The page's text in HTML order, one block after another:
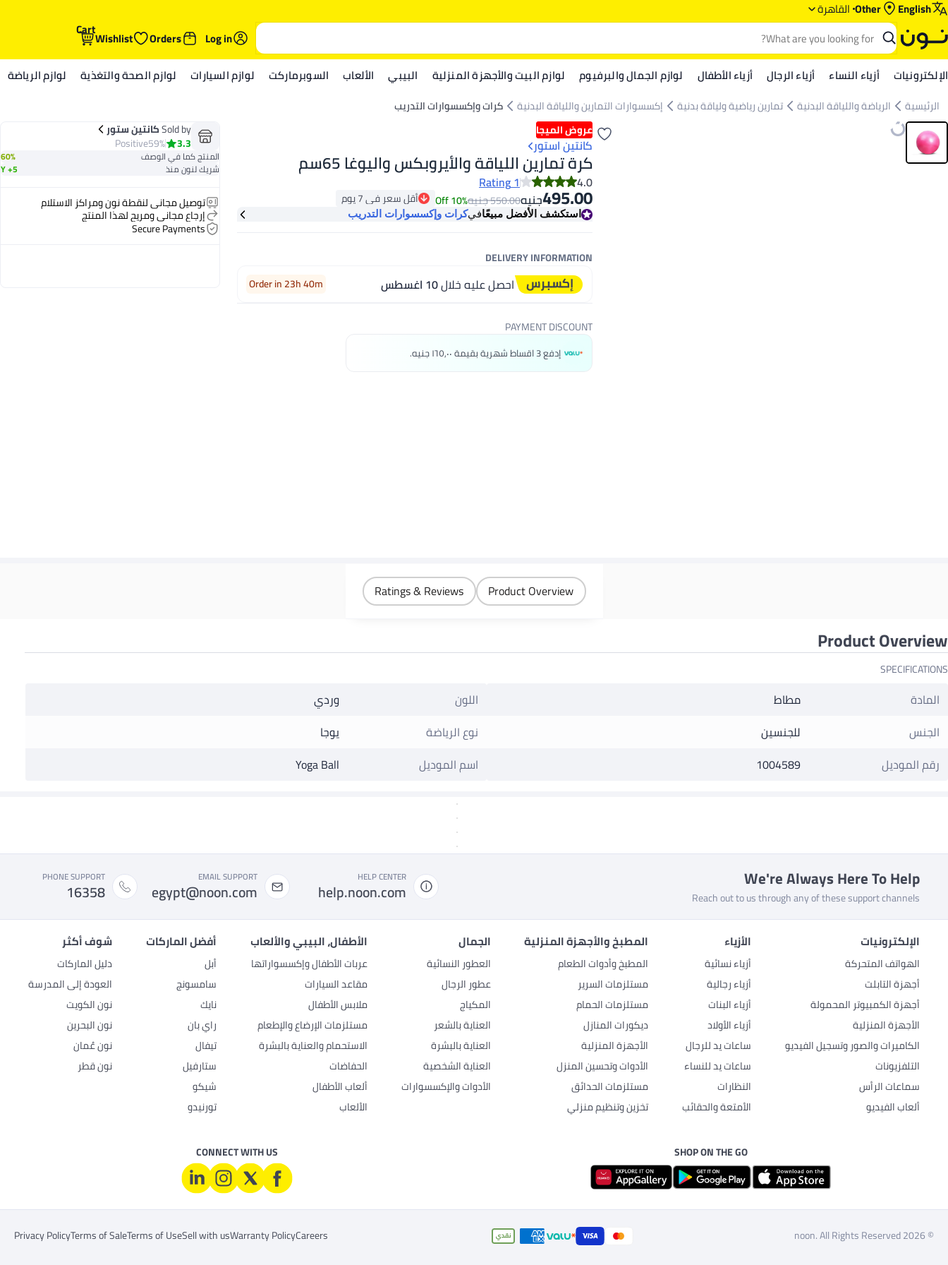
English
Other القاهرة
Log in
Orders
Wishlist
Cart
الإلكترونيات أزياء النساء أزياء الرجال أزياء الأطفال لوازم الجمال والبرفيوم لوازم البيت والأجهزة المنزلية البيبي الألعاب السوبرماركت لوازم السيارات لوازم الصحة والتغذية لوازم الرياضة
الرئيسية الرياضة واللياقة البدنية تمارين رياضية ولياقة بدنية إكسسوارات التمارين واللياقة البدنية
كرات وإكسسوارات التدريب
عروض الميجا
كانتين استور
كرة تمارين اللياقة والأيروبكس واليوغا 65سم
4.0
1 Rating
جنيه495.00 جنيه550.00
10% Off أقل سعر في 7 يوم
أقل سعر في 7 يوم استكشف الأفضل مبيعًافيكرات وإكسسوارات التدريب
DELIVERY INFORMATION
احصل عليه خلال10 اغسطس Order in 23h 40m
PAYMENT DISCOUNT
إدفع 3 اقساط شهرية بقيمة ١٦٥٫٠٠ جنيه.
Sold byكانتين ستور
3.3
59%
Positive
المنتج كما في الوصف 60%
شريك لنون منذ 5+ Y
توصيل مجاني لنقطة نون ومراكز الاستلام
إرجاع مجاني ومريح لهذا المنتج
Secure Payments
Product Overview
Ratings & Reviews
Product Overview
SPECIFICATIONS
المادة
مطاط
الجنس
للجنسين
رقم الموديل
1004589
اللون
وردي
نوع الرياضة
يوجا
اسم الموديل
Yoga Ball
We're Always Here To Help
Reach out to us through any of these support channels
HELP CENTER
help.noon.com
EMAIL SUPPORT
egypt@noon.com
PHONE SUPPORT
16358
الإلكترونيات
الهواتف المتحركة
أجهزة التابلت
أجهزة الكمبيوتر المحمولة
الأجهزة المنزلية
الكاميرات والصور وتسجيل الفيديو
التلفزيونات
سماعات الرأس
ألعاب الفيديو
الأزياء
أزياء نسائية
أزياء رجالية
أزياء البنات
أزياء الأولاد
ساعات يد للرجال
ساعات يد للنساء
النظارات
الأمتعة والحقائب
المطبخ والأجهزة المنزلية
المطبخ وأدوات الطعام
مستلزمات السرير
مستلزمات الحمام
ديكورات المنازل
الأجهزة المنزلية
الأدوات وتحسين المنزل
مستلزمات الحدائق
تخزين وتنظيم منزلي
الجمال
العطور النسائية
عطور الرجال
المكياج
العناية بالشعر
العناية بالبشرة
العناية الشخصية
الأدوات والإكسسوارات
الأطفال، البيبي والألعاب
عربات الأطفال وإكسسواراتها
مقاعد السيارات
ملابس الأطفال
مستلزمات الإرضاع والإطعام
الاستحمام والعناية بالبشرة
الحفاضات
ألعاب الأطفال
الألعاب
أفضل الماركات
أبل
سامسونج
نايك
راي بان
تيفال
ستارفيل
شيكو
تورنيدو
شوف أكثر
دليل الماركات
العودة إلى المدرسة
نون الكويت
نون البحرين
نون عُمان
نون قطر
SHOP ON THE GO
CONNECT WITH US
© 2026 noon. All Rights Reserved
Careers
Warranty Policy
Sell with us
Terms of Use
Terms of Sale
Privacy Policy